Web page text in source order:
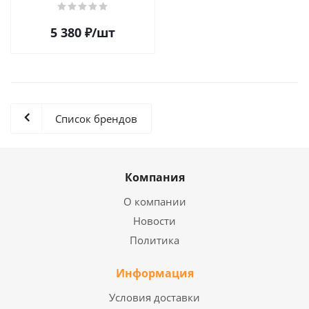
5 380 ₽/шт
Список брендов
Компания
О компании
Новости
Политика
Информация
Условия доставки